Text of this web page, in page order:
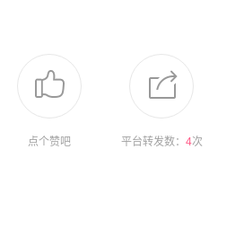
点个赞吧 平台转发数： 4次